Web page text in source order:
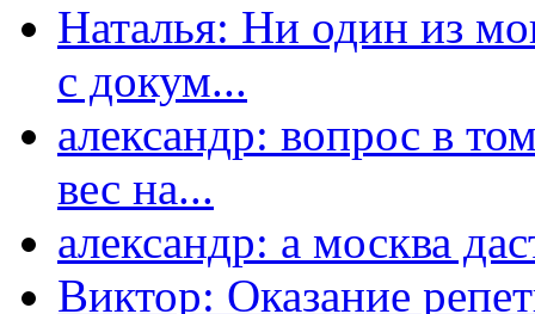
Наталья: Ни один из
с докум...
александр: вопрос в
вес на...
александр: а москва
Виктор: Оказание